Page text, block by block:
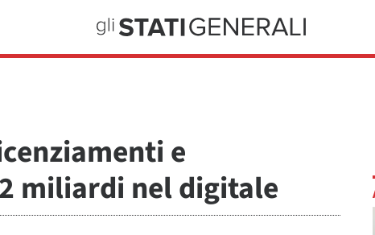
e
miliardi nel digitale